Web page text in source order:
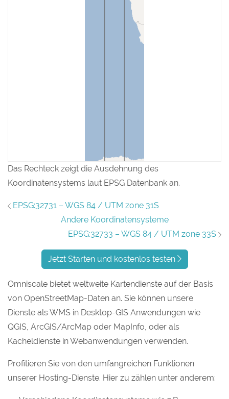
Das Rechteck zeigt die Ausdehnung des
Koordinatensystems laut EPSG Datenbank an.
EPSG:32731 – WGS 84 / UTM zone 31S
Andere Koordinatensysteme
EPSG:32733 – WGS 84 / UTM zone 33S
Jetzt Starten und kostenlos testen
Omniscale bietet weltweite Kartendienste auf der Basis
von OpenStreetMap-Daten an. Sie können unsere
Dienste als WMS in Desktop-GIS Anwendungen wie
QGIS, ArcGIS/ArcMap oder MapInfo, oder als
Kacheldienste in Webanwendungen verwenden.
Profitieren Sie von den umfangreichen Funktionen
unserer Hosting-Dienste. Hier zu zählen unter anderem: